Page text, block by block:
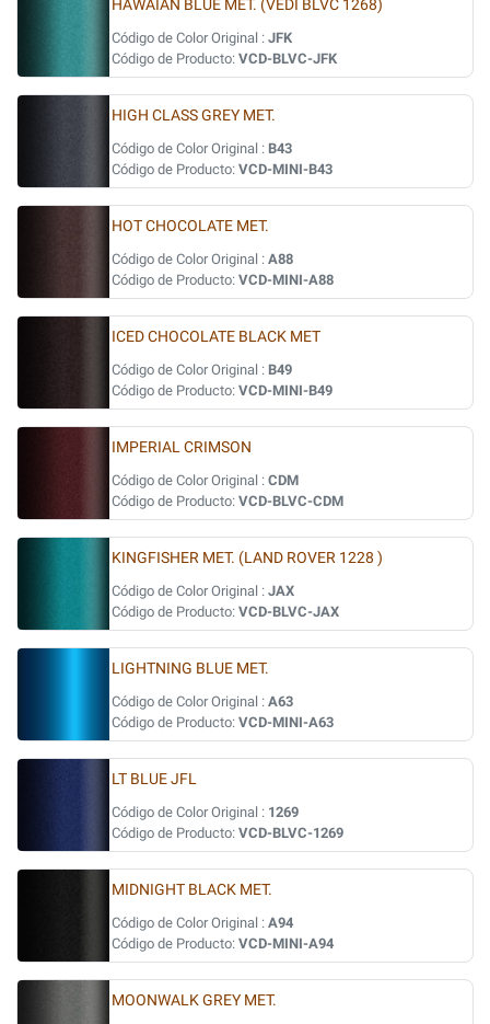
HAWAIAN BLUE MET. (VEDI BLVC 1268)
Código de Color Original : JFK
Código de Producto: VCD-BLVC-JFK
HIGH CLASS GREY MET.
Código de Color Original : B43
Código de Producto: VCD-MINI-B43
HOT CHOCOLATE MET.
Código de Color Original : A88
Código de Producto: VCD-MINI-A88
ICED CHOCOLATE BLACK MET
Código de Color Original : B49
Código de Producto: VCD-MINI-B49
IMPERIAL CRIMSON
Código de Color Original : CDM
Código de Producto: VCD-BLVC-CDM
KINGFISHER MET. (LAND ROVER 1228 )
Código de Color Original : JAX
Código de Producto: VCD-BLVC-JAX
LIGHTNING BLUE MET.
Código de Color Original : A63
Código de Producto: VCD-MINI-A63
LT BLUE JFL
Código de Color Original : 1269
Código de Producto: VCD-BLVC-1269
MIDNIGHT BLACK MET.
Código de Color Original : A94
Código de Producto: VCD-MINI-A94
MOONWALK GREY MET.